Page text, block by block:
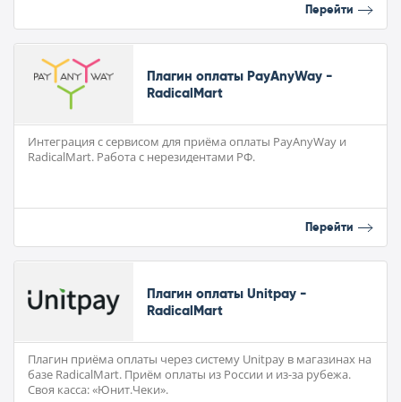
Перейти
Плагин оплаты PayAnyWay -
RadicalMart
Интеграция с сервисом для приёма оплаты PayAnyWay и
RadicalMart. Работа с нерезидентами РФ.
Перейти
Плагин оплаты Unitpay -
RadicalMart
Плагин приёма оплаты через систему Unitpay в магазинах на
базе RadicalMart. Приём оплаты из России и из-за рубежа.
Своя касса: «Юнит.Чеки».